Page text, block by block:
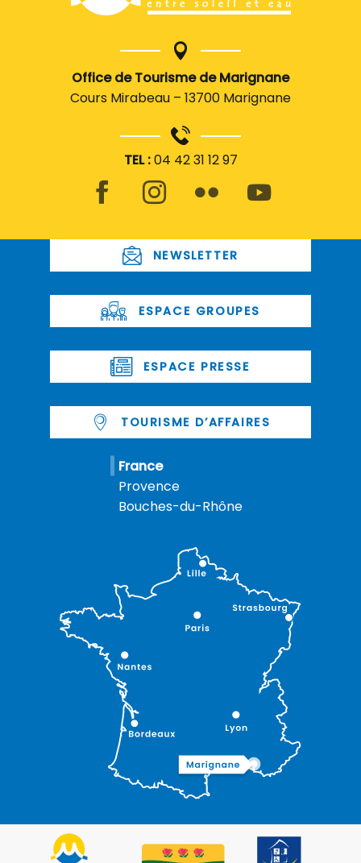
Office de Tourisme de Marignane
Cours Mirabeau – 13700 Marignane
TEL :04 42 31 12 97
NEWSLETTER
ESPACE GROUPES
ESPACE PRESSE
TOURISME D’AFFAIRES
France
Provence
Bouches-du-Rhône